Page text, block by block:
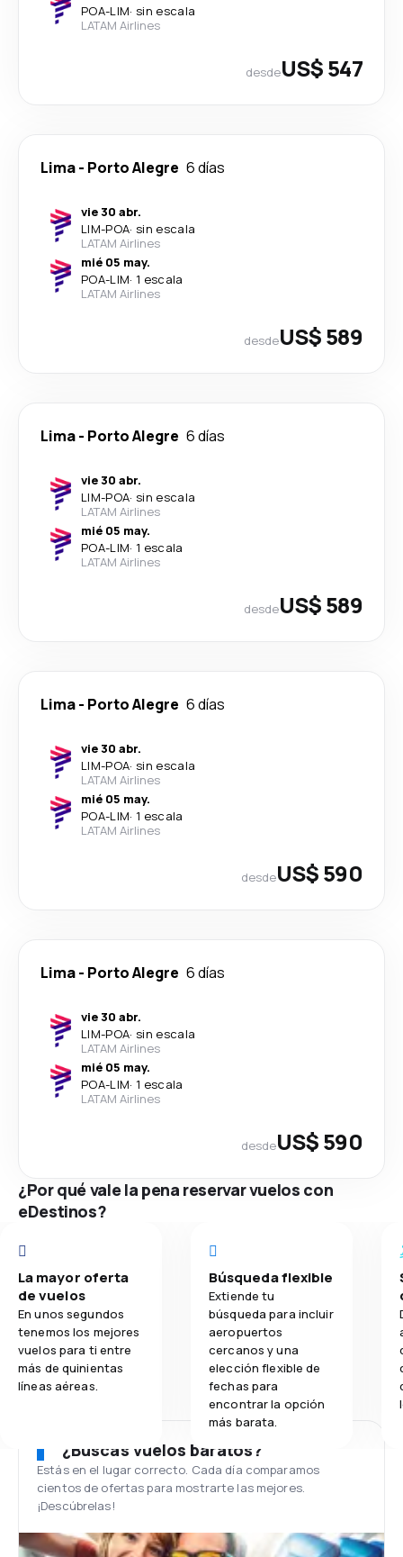
POA-LIM· sin escala
LATAM Airlines
desdeUS$ 547
Lima- Porto Alegre 6 días
vie 30 abr.
LIM-POA· sin escala
LATAM Airlines
mié 05 may.
POA-LIM· 1 escala
LATAM Airlines
desdeUS$ 589
Lima- Porto Alegre 6 días
vie 30 abr.
LIM-POA· sin escala
LATAM Airlines
mié 05 may.
POA-LIM· 1 escala
LATAM Airlines
desdeUS$ 589
Lima- Porto Alegre 6 días
vie 30 abr.
LIM-POA· sin escala
LATAM Airlines
mié 05 may.
POA-LIM· 1 escala
LATAM Airlines
desdeUS$ 590
Lima- Porto Alegre 6 días
vie 30 abr.
LIM-POA· sin escala
LATAM Airlines
mié 05 may.
POA-LIM· 1 escala
LATAM Airlines
desdeUS$ 590
¿Por qué vale la pena reservar vuelos con
eDestinos?
La mayor oferta
de vuelos
En unos segundos
tenemos los mejores
vuelos para ti entre
más de quinientas
líneas aéreas.
Búsqueda flexible
Extiende tu
búsqueda para incluir
aeropuertos
cercanos y una
elección flexible de
fechas para
encontrar la opción
más barata.
¿Buscas vuelos baratos?
Estás en el lugar correcto. Cada día comparamos
cientos de ofertas para mostrarte las mejores.
¡Descúbrelas!